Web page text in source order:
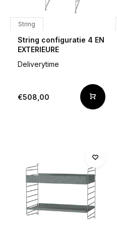
String
String configuratie 4 EN
EXTERIEURE
Deliverytime
€508,00